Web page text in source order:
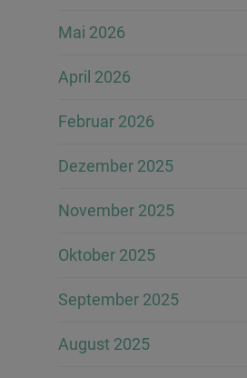
Mai 2026
April 2026
Februar 2026
Dezember 2025
November 2025
Oktober 2025
September 2025
August 2025